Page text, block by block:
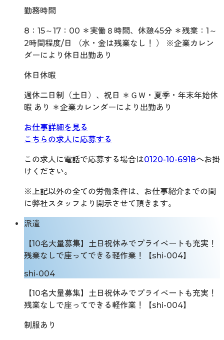
勤務時間
8：15～17：00 ＊実働８時間、休憩45分 ＊残業：1～
2時間程度/日 （水・金は残業なし！ ） ※企業カレン
ダーにより休日出勤あり
休日休暇
週休二日制（土日）、祝日 ＊ＧＷ・夏季・年末年始休
暇 あり ＊企業カレンダーにより出勤あり
お仕事詳細を見る
こちらの求人に応募する
この求人に電話で応募する場合は0120-10-6918へお掛
けください。
※上記以外の全ての労働条件は、お仕事紹介までの間
に弊社スタッフより開示させて頂きます。
派遣
【10名大量募集】土日祝休みでプライベートも充実！
残業なしで座ってできる軽作業！【shi-004】
shi-004
【10名大量募集】土日祝休みでプライベートも充実！
残業なしで座ってできる軽作業！【shi-004】
制服あり